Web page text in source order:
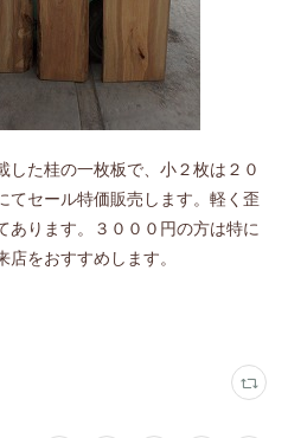
た桂の一枚板で、小２枚は２０
てセール特価販売します。軽く歪
あります。３０００円の方は特に
をおすすめします。